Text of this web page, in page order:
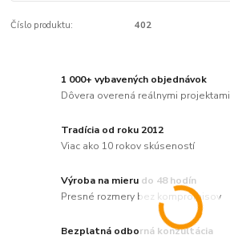
Číslo produktu: 402
1 000+ vybavených objednávok
Dôvera overená reálnymi projektami
Tradícia od roku 2012
Viac ako 10 rokov skúseností
Výroba na mieru do 48 hodín
Presné rozmery bez kompromisov
Bezplatná odborná konzultácia